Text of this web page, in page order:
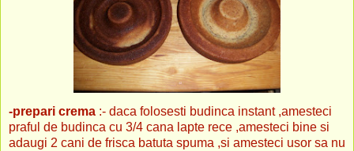
-prepari crema :- daca folosesti budinca instant ,amesteci
praful de budinca cu 3/4 cana lapte rece ,amesteci bine si
adaugi 2 cani de frisca batuta spuma ,si amesteci usor sa nu